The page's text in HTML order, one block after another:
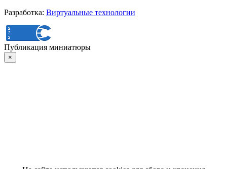
Разработка: Виртуальные технологии
Публикация миниатюры
×